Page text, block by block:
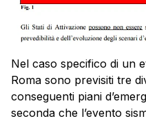
Nel caso specifico di un
Roma sono previsiti tre
conseguenti piani
seconda che l’evento